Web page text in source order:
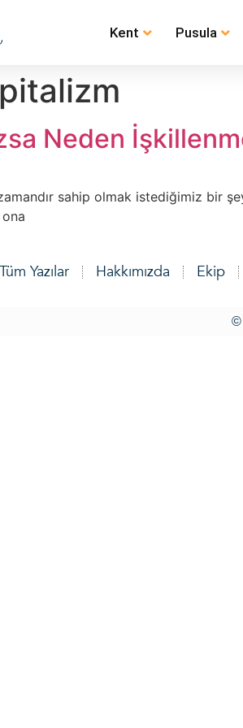
Kent Pusula
Neden
sahip olmak istediğimiz bir
Tüm Yazılar Hakkımızda Ekip
©